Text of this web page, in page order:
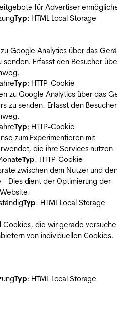
für Advertiser
Typ: HTML Local Storage
Google Analytics über das
senden. Erfasst den Besucher
Typ: HTTP-Cookie
zu Google Analytics über das
zu senden. Erfasst den
Typ: HTTP-Cookie
zum Experimentieren mit
die ihre Services nutzen.
Typ: HTTP-Cookie
zwischen dem Nutzer und den
Dies dient der Optimierung der
Typ: HTML Local Storage
Cookies, die wir gerade
von individuellen Cookies.
Typ: HTML Local Storage